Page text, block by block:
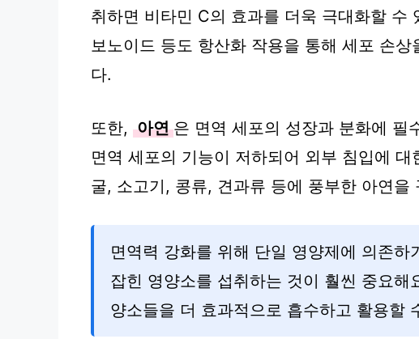
취하면 비타민 C의 효과를 더욱 극대화할 수
보노이드 등도 항산화 작용을 통해 세포 손
다.
또한, 아연 은 면역 세포의 성장과 분화에 필
면역 세포의 기능이 저하되어 외부 침입에
굴, 소고기, 콩류, 견과류 등에 풍부한 아연을
면역력 강화를 위해 단일 영양제에 의존하
잡힌 영양소를 섭취하는 것이 훨씬 중요
양소들을 더 효과적으로 흡수하고 활용할